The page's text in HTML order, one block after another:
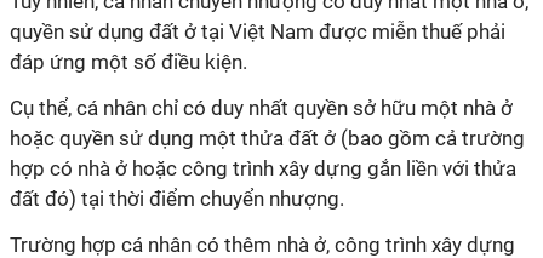
quyền sử dụng đất ở tại Việt Nam được miễn thuế phải
đáp ứng một số điều kiện.
Cụ thể, cá nhân chỉ có duy nhất quyền sở hữu một nhà ở
hoặc quyền sử dụng một thửa đất ở (bao gồm cả trường
hợp có nhà ở hoặc công trình xây dựng gắn liền với thửa
đất đó) tại thời điểm chuyển nhượng.
Trường hợp cá nhân có thêm nhà ở, công trình xây dựng